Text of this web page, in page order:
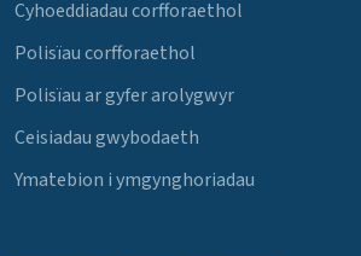
Cyhoeddiadau corfforaethol
Polisïau corfforaethol
Polisïau ar gyfer arolygwyr
Ceisiadau gwybodaeth
Ymatebion i ymgynghoriadau